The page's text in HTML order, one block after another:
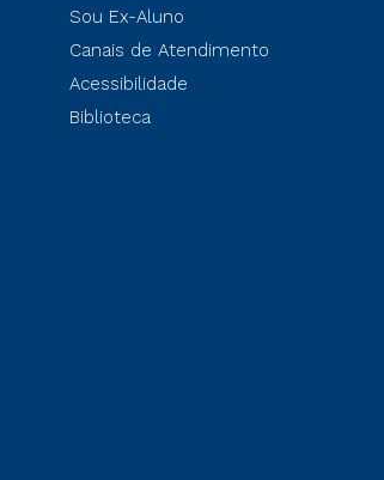
Sou Ex-Aluno
Canais de Atendimento
Acessibilidade
Biblioteca